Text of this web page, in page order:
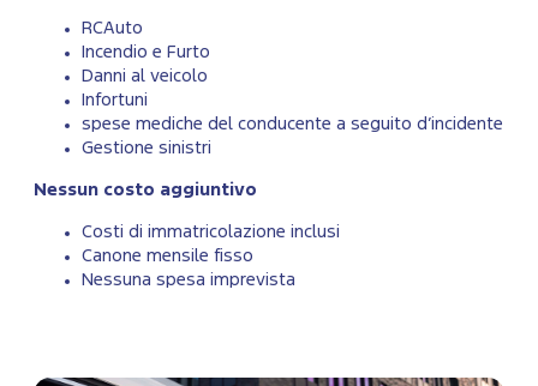
RCAuto
Incendio e Furto
Danni al veicolo
Infortuni
spese mediche del conducente a seguito d’incidente
Gestione sinistri
Nessun costo aggiuntivo
Costi di immatricolazione inclusi
Canone mensile fisso
Nessuna spesa imprevista